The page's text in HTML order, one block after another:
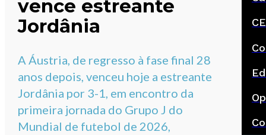
vence estreante
Jordânia
A Áustria, de regresso à fase final 28
anos depois, venceu hoje a estreante
Jordânia por 3-1, em encontro da
primeira jornada do Grupo J do
Mundial de futebol de 2026,